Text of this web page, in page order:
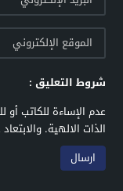
شروط التعليق :
عدم الإساءة للكاتب
الذات الالهية.